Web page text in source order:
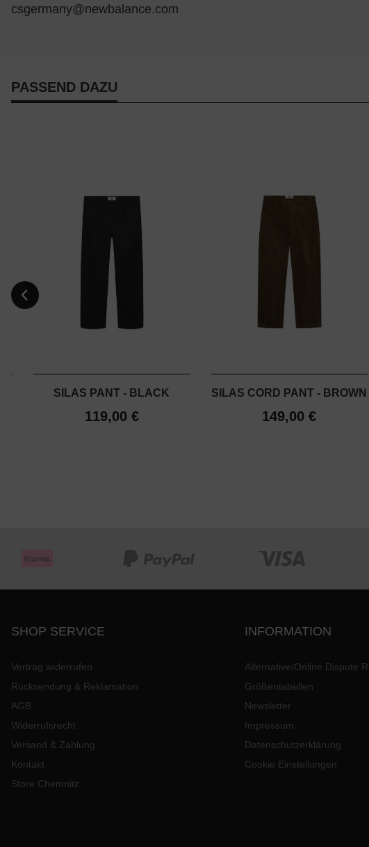
csgermany@newbalance.com
PASSEND DAZU
SILAS PANT - BLACK
119,00 €
SILAS CORD PANT - BROWN
149,00 €
SHOP SERVICE
Vertrag widerrufen
Rücksendung & Reklamation
AGB
Widerrufsrecht
Versand & Zahlung
Kontakt
Store Chemnitz
INFORMATION
Alternative/Online Dispute
Größentabellen
Newsletter
Impressum
Datenschutzerklärung
Cookie Einstellungen